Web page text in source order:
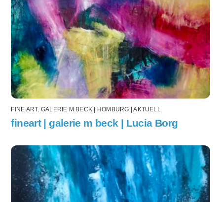
FINE ART, GALERIE M BECK | HOMBURG | AKTUELL
fineart | galerie m beck | Lucia Borg